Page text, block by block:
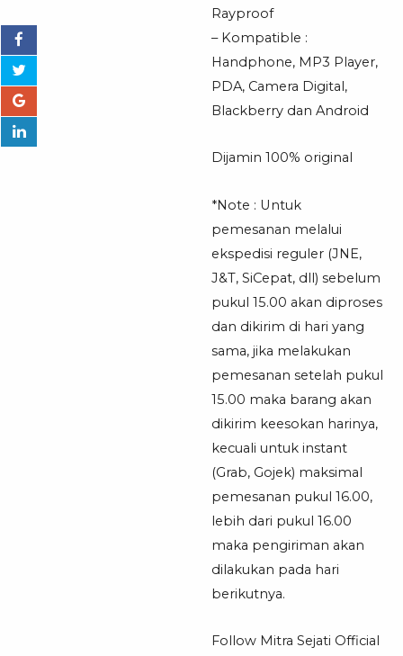
Rayproof
– Kompatible :
Handphone, MP3 Player,
PDA, Camera Digital,
Blackberry dan Android
Dijamin 100% original
*Note : Untuk
pemesanan melalui
ekspedisi reguler (JNE,
J&T, SiCepat, dll) sebelum
pukul 15.00 akan diproses
dan dikirim di hari yang
sama, jika melakukan
pemesanan setelah pukul
15.00 maka barang akan
dikirim keesokan harinya,
kecuali untuk instant
(Grab, Gojek) maksimal
pemesanan pukul 16.00,
lebih dari pukul 16.00
maka pengiriman akan
dilakukan pada hari
berikutnya.
Follow Mitra Sejati Official